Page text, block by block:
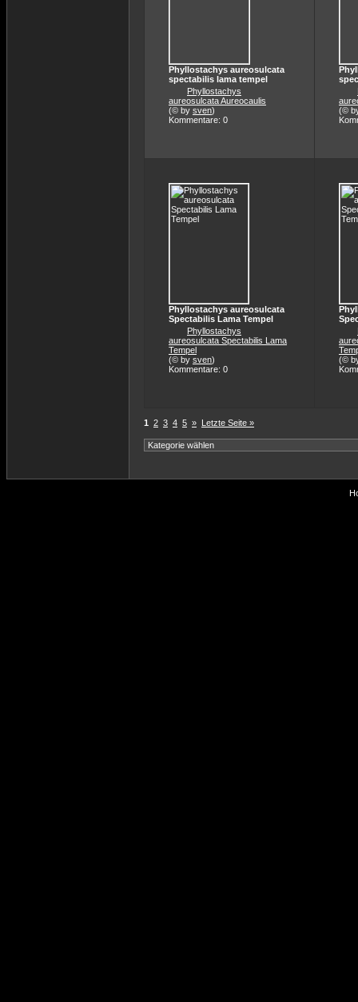
Phyllostachys aureosulcata
spectabilis lama tempel
Phyllostachys
aureosulcata Aureocaulis
(© by sven)
Kommentare: 0
(©
Phyllostachys aureosulcata
Spectabilis Lama Tempel
Phyllostachys
aureosulcata Spectabilis Lama
Tempel
(© by sven)
Kommentare: 0
(©
1 2 3 4 5 » Letzte Seite »